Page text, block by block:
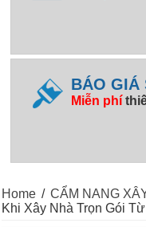
BÁO GIÁ
Miễn phí
Home / CẨM NANG
Khi Xây Nhà Trọn Gói